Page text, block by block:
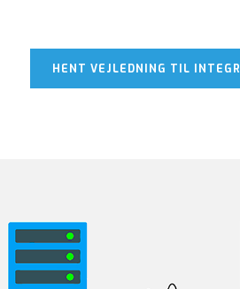
HENT VEJLEDNING TIL